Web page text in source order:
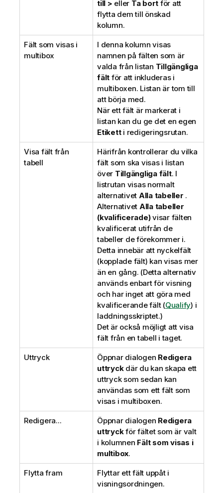
till > eller Ta bort för att
flytta dem till önskad
kolumn.
Fält som visas i
multibox
I denna kolumn visas
namnen på fälten som är
valda från listan Tillgängliga
fält för att inkluderas i
multiboxen. Listan är tom till
att börja med.
När ett fält är markerat i
listan kan du ge det en egen
Etiketti redigeringsrutan.
Visa fält från
tabell
Härifrån kontrollerar du vilka
fält som ska visas i listan
över Tillgängliga fält. I
listrutan visas normalt
alternativet Alla tabeller .
Alternativet Alla tabeller
(kvalificerade)visar fälten
kvalificerat utifrån de
tabeller de förekommer i.
Detta innebär att nyckelfält
(kopplade fält) kan visas mer
än en gång. (Detta alternativ
används enbart för visning
och har inget att göra med
kvalificerande fält (Qualify) i
laddningsskriptet.)
Det är också möjligt att visa
fält från en tabell i taget.
Uttryck Öppnar dialogen Redigera
uttryckdär du kan skapa ett
uttryck som sedan kan
användas som ett fält som
visas i multiboxen.
Redigera... Öppnar dialogen Redigera
uttryckför fältet som är valt
i kolumnen Fält som visas i
multibox.
Flytta fram
Flyttar ett fält uppåt i
visningsordningen.